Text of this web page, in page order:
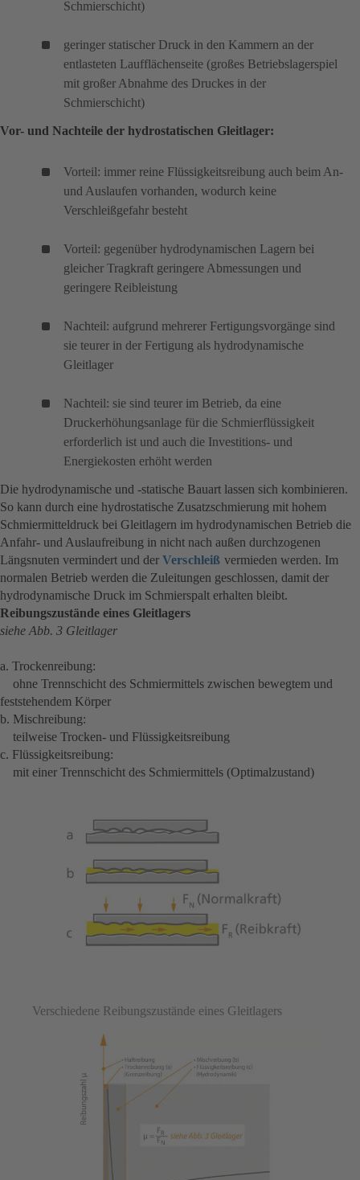
Schmierschicht)
geringer statischer Druck in den Kammern an der
entlasteten Laufflächenseite (großes Betriebslagerspiel
mit großer Abnahme des Druckes in der
Schmierschicht)
Vor- und Nachteile der hydrostatischen Gleitlager:
Vorteil: immer reine Flüssigkeitsreibung auch beim An-
und Auslaufen vorhanden, wodurch keine
Verschleißgefahr besteht
Vorteil: gegenüber hydrodynamischen Lagern bei
gleicher Tragkraft geringere Abmessungen und
geringere Reibleistung
Nachteil: aufgrund mehrerer Fertigungsvorgänge sind
sie teurer in der Fertigung als hydrodynamische
Gleitlager
Nachteil: sie sind teurer im Betrieb, da eine
Druckerhöhungsanlage für die Schmierflüssigkeit
erforderlich ist und auch die Investitions- und
Energiekosten erhöht werden
Die hydrodynamische und -statische Bauart lassen sich kombinieren.
So kann durch eine hydrostatische Zusatzschmierung mit hohem
Schmiermitteldruck bei Gleitlagern im hydrodynamischen Betrieb die
Anfahr- und Auslaufreibung in nicht nach außen durchzogenen
Längsnuten vermindert und der Verschleiß vermieden werden. Im
normalen Betrieb werden die Zuleitungen geschlossen, damit der
hydrodynamische Druck im Schmierspalt erhalten bleibt.
Reibungszustände eines Gleitlagers
siehe Abb. 3 Gleitlager
a. Trockenreibung:
ohne Trennschicht des Schmiermittels zwischen bewegtem und
feststehendem Körper
b. Mischreibung:
teilweise Trocken- und Flüssigkeitsreibung
c. Flüssigkeitsreibung:
mit einer Trennschicht des Schmiermittels (Optimalzustand)
Verschiedene Reibungszustände eines Gleitlagers